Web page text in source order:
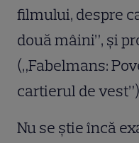
filmului, despre
două mâini”, și
(„Fabelmans:
cartierul de
Nu se știe încă